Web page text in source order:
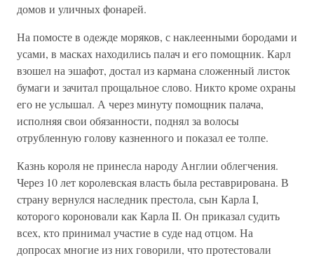
домов и уличных фонарей.
На помосте в одежде моряков, с наклеенными бородами и
усами, в масках находились палач и его помощник. Карл
взошел на эшафот, достал из кармана сложенный листок
бумаги и зачитал прощальное слово. Никто кроме охраны
его не услышал. А через минуту помощник палача,
исполняя свои обязанности, поднял за волосы
отрубленную голову казненного и показал ее толпе.
Казнь короля не принесла народу Англии облегчения.
Через 10 лет королевская власть была реставрирована. В
страну вернулся наследник престола, сын Карла I,
которого короновали как Карла II. Он приказал судить
всех, кто принимал участие в суде над отцом. На
допросах многие из них говорили, что протестовали